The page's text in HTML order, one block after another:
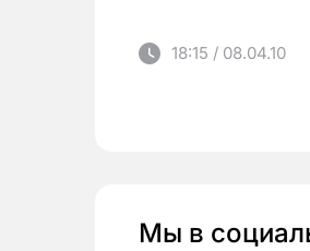
18:15 / 08.04.10
Мы в